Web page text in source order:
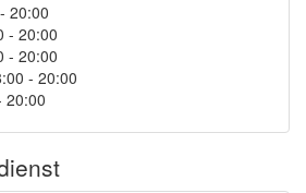
20:00
- 20:00
- 20:00
- 20:00
20:00